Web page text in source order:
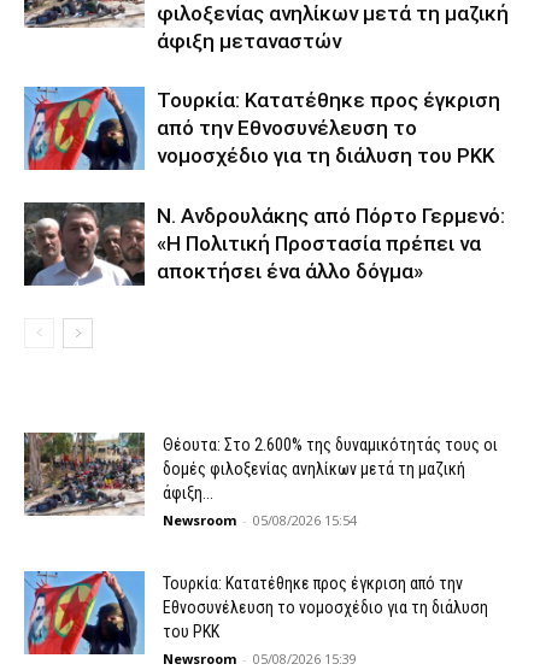
φιλοξενίας ανηλίκων μετά τη μαζική
άφιξη μεταναστών
Τουρκία: Κατατέθηκε προς έγκριση
από την Εθνοσυνέλευση το
νομοσχέδιο για τη διάλυση του PKK
N. Ανδρουλάκης από Πόρτο Γερμενό:
«Η Πολιτική Προστασία πρέπει να
αποκτήσει ένα άλλο δόγμα»
Θέουτα: Στο 2.600% της δυναμικότητάς τους οι
δομές φιλοξενίας ανηλίκων μετά τη μαζική
άφιξη...
Newsroom - 05/08/2026 15:54
Τουρκία: Κατατέθηκε προς έγκριση από την
Εθνοσυνέλευση το νομοσχέδιο για τη διάλυση
του PKK
Newsroom - 05/08/2026 15:39